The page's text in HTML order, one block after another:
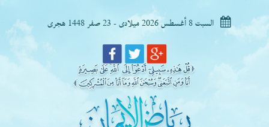
السبت 8 أغسطس 2026 ميلادى - 23 صفر 1448 هجرى